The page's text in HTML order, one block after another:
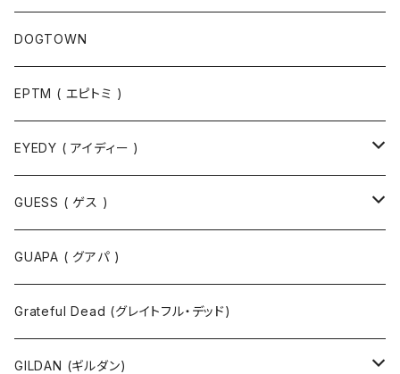
パンツ
Tシャツ
DOGTOWN
EPTM ( エピトミ )
EYEDY ( アイディー )
Tシャツ
半袖Tシャツ
長袖Tシャツ
ポロシャツ
シャツ
スウェット
GUESS ( ゲス )
ジャケット
GUAPA ( グアパ )
Grateful Dead (グレイトフル・デッド)
GILDAN (ギルダン)